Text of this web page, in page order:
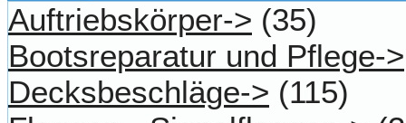
Auftriebskörper-> (35)
Bootsreparatur und Pflege->
Decksbeschläge-> (115)